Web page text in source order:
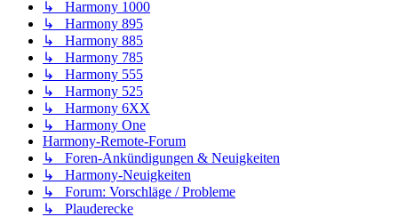
↳ Harmony 1000
↳ Harmony 895
↳ Harmony 885
↳ Harmony 785
↳ Harmony 555
↳ Harmony 525
↳ Harmony 6XX
↳ Harmony One
Harmony-Remote-Forum
↳ Foren-Ankündigungen & Neuigkeiten
↳ Harmony-Neuigkeiten
↳ Forum: Vorschläge / Probleme
↳ Plauderecke